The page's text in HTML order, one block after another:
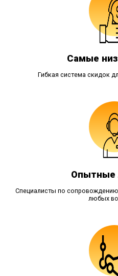
Самые
Гибкая система скидок
Опытные
Специалисты по
любых